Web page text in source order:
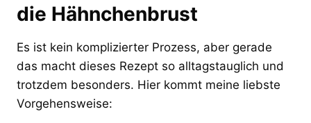
die Hähnchenbrust
Es ist kein komplizierter Prozess, aber gerade
das macht dieses Rezept so alltagstauglich und
trotzdem besonders. Hier kommt meine liebste
Vorgehensweise: